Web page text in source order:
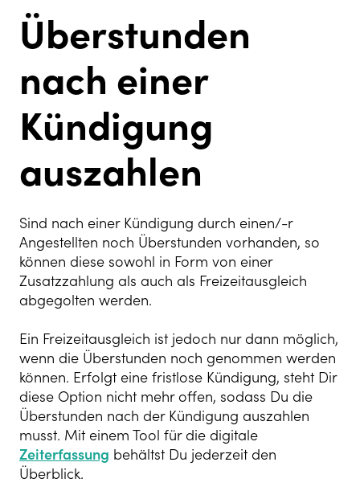
Überstunden
nach einer
Kündigung
auszahlen
Sind nach einer Kündigung durch einen/-r
Angestellten noch Überstunden vorhanden, so
können diese sowohl in Form von einer
Zusatzzahlung als auch als Freizeitausgleich
abgegolten werden.
Ein Freizeitausgleich ist jedoch nur dann möglich,
wenn die Überstunden noch genommen werden
können. Erfolgt eine fristlose Kündigung, steht Dir
diese Option nicht mehr offen, sodass Du die
Überstunden nach der Kündigung auszahlen
musst. Mit einem Tool für die digitale
Zeiterfassung behältst Du jederzeit den
Überblick.